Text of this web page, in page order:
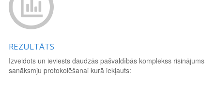
REZULTĀTS
Izveidots un ieviests daudzās pašvaldībās komplekss risinājums
sanāksmju protokolēšanai kurā iekļauts: